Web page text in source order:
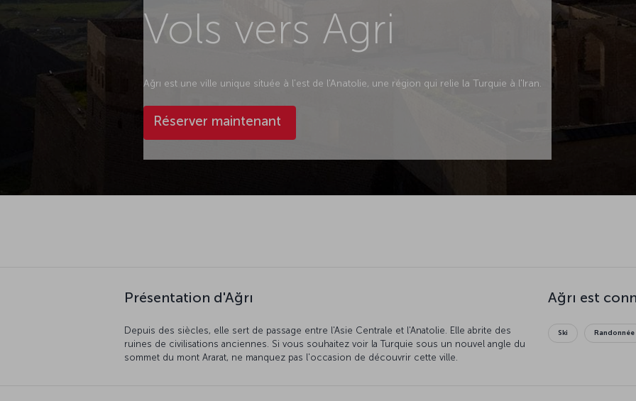
Vols vers Agri
Ağrı est une ville unique située à l'est de l'Anatolie, une région qui relie la Turquie à l'Iran.
Réserver maintenant
Présentation d'Ağrı
Depuis des siècles, elle sert de passage entre l'Asie Centrale et l'Anatolie. Elle abrite des
ruines de civilisations anciennes. Si vous souhaitez voir la Turquie sous un nouvel angle du
sommet du mont Ararat, ne manquez pas l'occasion de découvrir cette ville.
Ağrı est
Ski Randonnée